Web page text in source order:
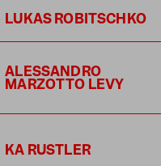
LUKAS ROBITSCHKO
ALESSANDRO
MARZOTTO LEVY
KA RUSTLER